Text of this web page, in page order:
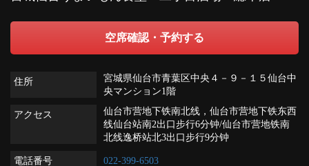
空席確認・予約する
住所
宮城県仙台市青葉区中央４－９－１５仙台中
央マンション1階
アクセス
仙台市营地下铁南北线，仙台市营地下铁东西
线仙台站南2出口步行6分钟/仙台市营地铁南
北线逸桥站北3出口步行9分钟
電話番号 022-399-6503